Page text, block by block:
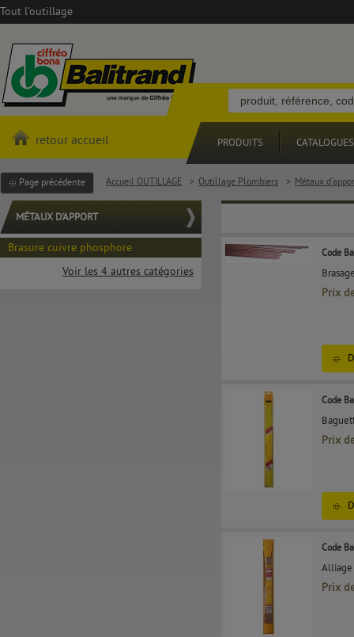
Tout l'outillage
retour accueil PRODUITS CATALOGUES
Page précédente Accueil OUTILLAGE > Outillage Plombiers > Métaux
MÉTAUX D'APPORT
Brasure cuivre phosphore
Voir les 4 autres catégories
Code
Prix
Code
Prix
Code
Alliage
Prix